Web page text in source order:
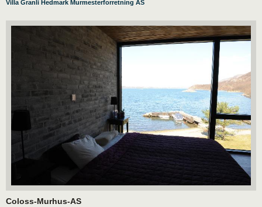
Villa Granli Hedmark Murmesterforretning AS
Coloss-Murhus-AS